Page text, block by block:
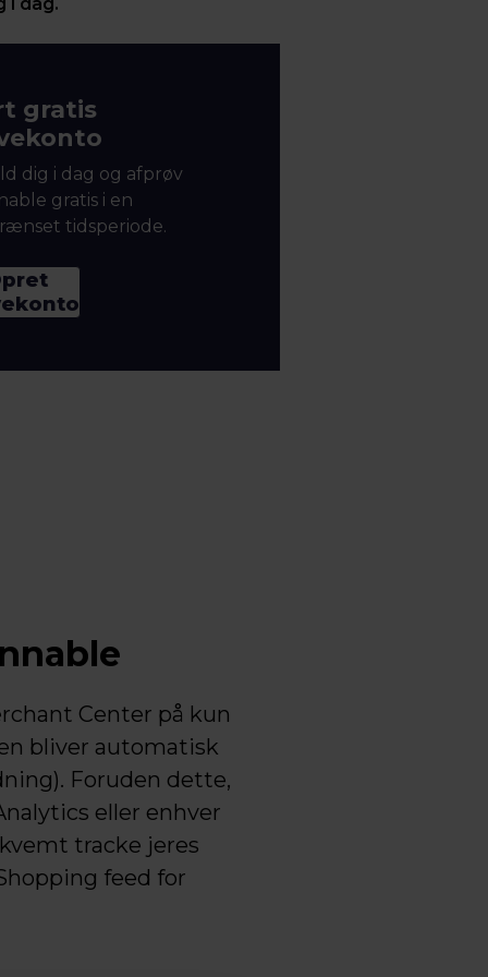
gratis
dig i dag og afprøv
gratis i en
tidsperiode.
Center på kun
bliver automatisk
Foruden dette,
eller enhver
tracke jeres
feed for